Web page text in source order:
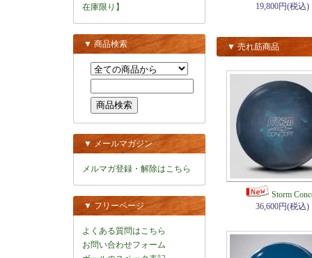
在庫限り】
▼ 商品検索
▼ メールマガジン
メルマガ登録・解除はこちら
▼ フリーページ
よくある質問はこちら
お問い合わせフォーム
19,800円(税込)
▼ 売れ筋商品
Storm
36,600円(税込)